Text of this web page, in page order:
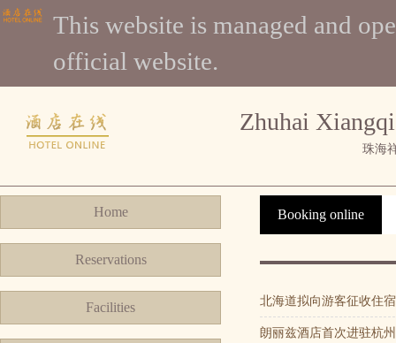
This website is managed and
official website.
Zhuhai
珠海
Home
Reservations
Facilities
Booking online
北海道拟向游客征收住
朗丽兹酒店首次进驻杭